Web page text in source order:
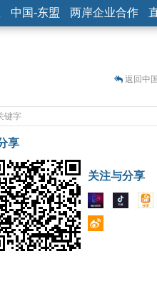
中国-东盟 两岸企业合作
返回中
享
关注与分享